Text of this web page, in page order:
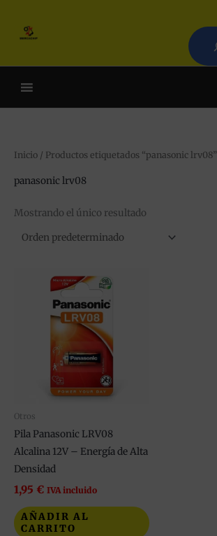
contenido
Inicio / Productos etiquetados “panasonic lrv08”
panasonic lrv08
Mostrando el único resultado
Otros
Pila Panasonic LRV08
Alcalina 12V – Energía de Alta
Densidad
1,95 € IVA incluido
AÑADIR AL
CARRITO